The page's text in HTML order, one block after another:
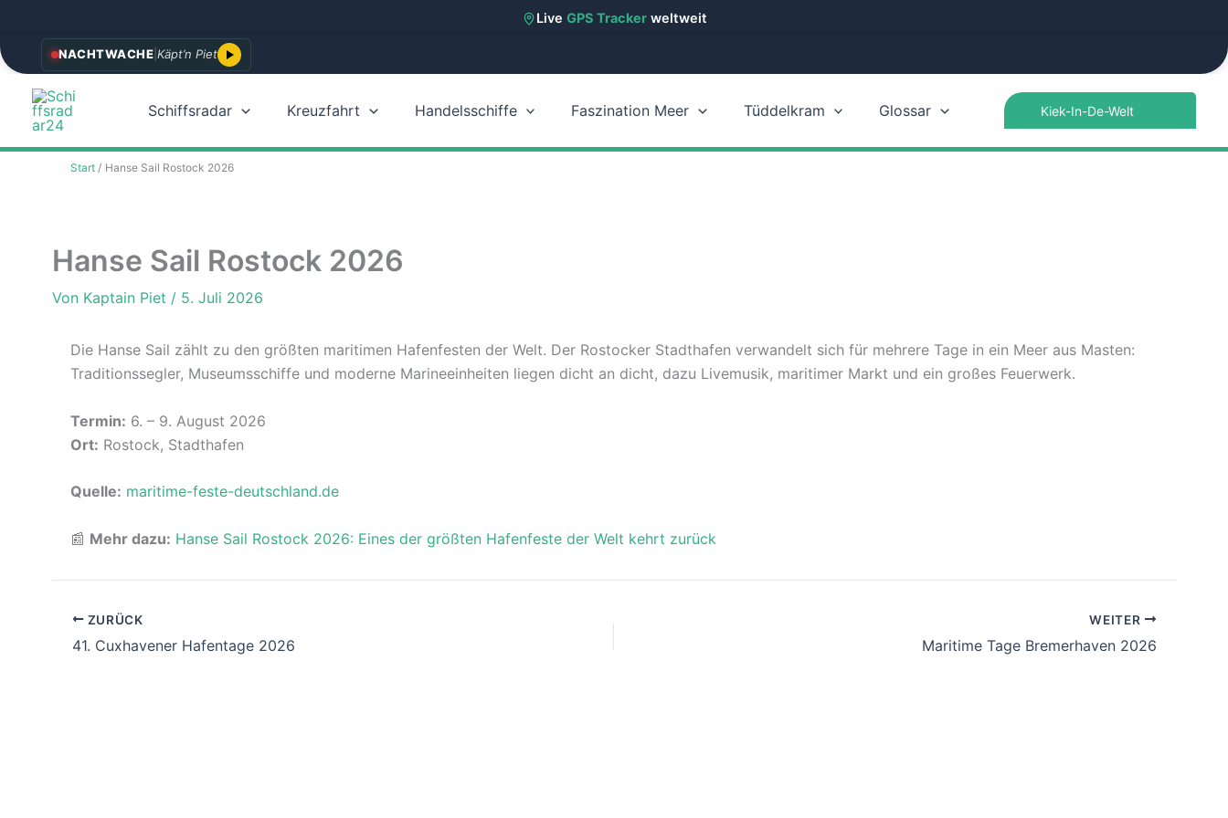
Live GPS Trackerweltweit
Zum
Inhalt
springen
NACHTWACHE Käpt’n Piet
Schiffsradar Kreuzfahrt Handelsschiffe Faszination Meer Tüddelkram Glossar
Start Hanse Sail Rostock 2026
Hanse Sail Rostock 2026
Von Kaptain Piet / 5. Juli 2026
Die Hanse Sail zählt zu den größten maritimen Hafenfesten der Welt. Der Rostocker Stadthafen verwandelt sich für mehrere Tage in ein Meer aus Masten:
Traditionssegler, Museumsschiffe und moderne Marineeinheiten liegen dicht an dicht, dazu Livemusik, maritimer Markt und ein großes Feuerwerk.
Termin: 6. – 9. August 2026
Ort: Rostock, Stadthafen
Quelle: maritime-feste-deutschland.de
📰 Mehr dazu: Hanse Sail Rostock 2026: Eines der größten Hafenfeste der Welt kehrt zurück
ZURÜCK
41. Cuxhavener Hafentage 2026
WEITER
Maritime Tage Bremerhaven 2026